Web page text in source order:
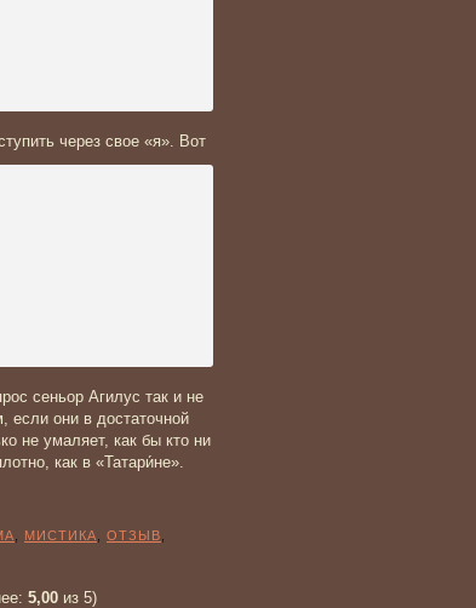
через свое «я». Вот
сеньор Агилус так и не
если они в достаточной
не умаляет, как бы кто ни
как в «Татари́не».
МИСТИКА ОТЗЫВ
5,00 из 5)